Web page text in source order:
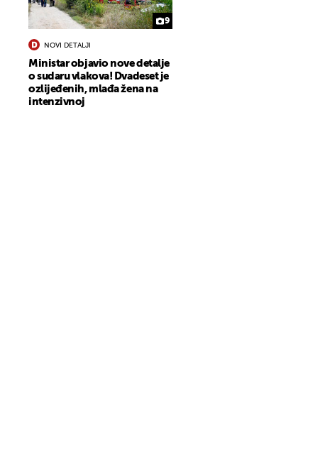
9
NOVI DETALJI
Ministar objavio nove detalje
o sudaru vlakova! Dvadeset je
ozlijeđenih, mlađa žena na
intenzivnoj